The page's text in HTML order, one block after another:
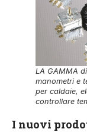
LA GAMMA
manometri e
per caldaie,
controllare
I nuovi